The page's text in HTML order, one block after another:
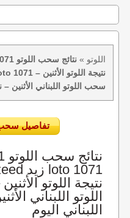
اللوتو »
سحب اللوتو اللبناني الأثنين –
تفاصيل سحب اللوتو رقم ١٠٧١
اللوتو اللبناني
اللبناني اليوم